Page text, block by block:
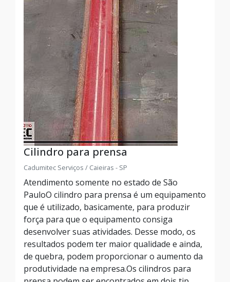
Cilindro para prensa
Cadumitec Serviços / Caieiras - SP
Atendimento somente no estado de São
PauloO cilindro para prensa é um equipamento
que é utilizado, basicamente, para produzir
força para que o equipamento consiga
desenvolver suas atividades. Desse modo, os
resultados podem ter maior qualidade e ainda,
de quebra, podem proporcionar o aumento da
produtividade na empresa.Os cilindros para